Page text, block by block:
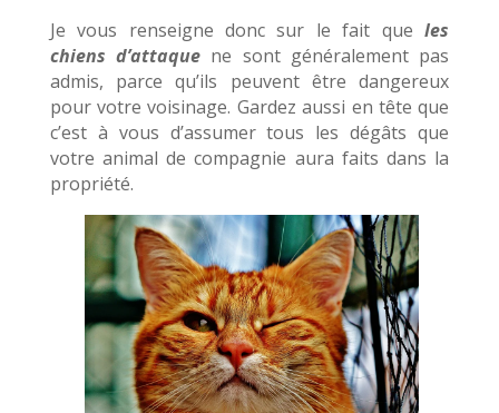
Je vous renseigne donc sur le fait queles
chiens d’attaque ne sont généralement pas
admis, parce qu’ils peuvent être dangereux
pour votre voisinage. Gardez aussi en tête que
c’est à vous d’assumer tous les dégâts que
votre animal de compagnie aura faits dans la
propriété.